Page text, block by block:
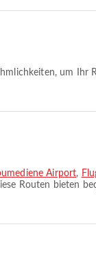
um Ihr
Airport,
Routen bieten